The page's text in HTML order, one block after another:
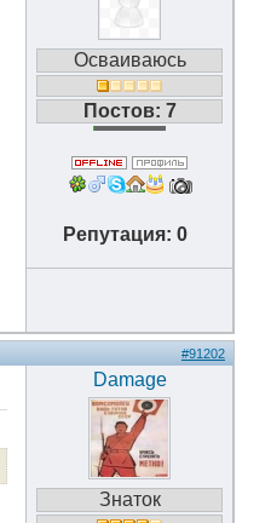
Осваиваюсь
Постов: 7
Репутация: 0
#91202
Damage
Знаток